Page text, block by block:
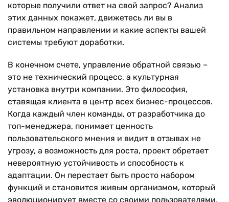
которые получили ответ на свой запрос? Анализ
этих данных покажет, движетесь ли вы в
правильном направлении и какие аспекты вашей
системы требуют доработки.
В конечном счете, управление обратной связью –
это не технический процесс, а культурная
установка внутри компании. Это философия,
ставящая клиента в центр всех бизнес-процессов.
Когда каждый член команды, от разработчика до
топ-менеджера, понимает ценность
пользовательского мнения и видит в отзывах не
угрозу, а возможность для роста, проект обретает
невероятную устойчивость и способность к
адаптации. Он перестает быть просто набором
функций и становится живым организмом, который
эволюционирует вместе со своими пользователями,